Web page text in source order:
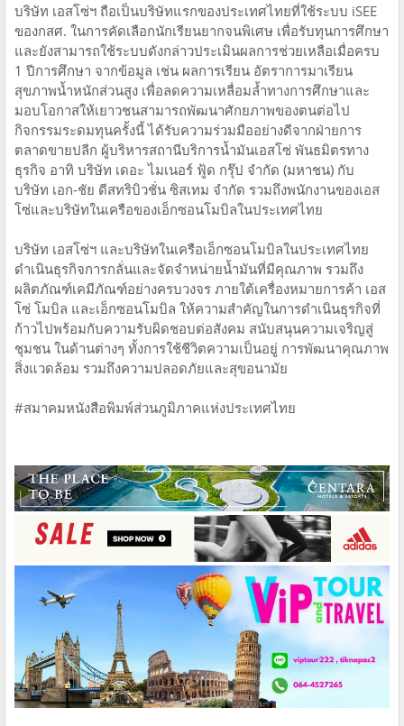
บริษัท เอสโซ่ฯ ถือเป็นบริษัทแรกของประเทศไทยที่ใช้ระบบ iSEE
ของกสศ. ในการคัดเลือกนักเรียนยากจนพิเศษ เพื่อรับทุนการศึกษา
และยังสามารถใช้ระบบดังกล่าวประเมินผลการช่วยเหลือเมื่อครบ
1 ปีการศึกษา จากข้อมูล เช่น ผลการเรียน อัตราการมาเรียน
สุขภาพน้ำหนักส่วนสูง เพื่อลดความเหลื่อมล้ำทางการศึกษาและ
มอบโอกาสให้เยาวชนสามารถพัฒนาศักยภาพของตนต่อไป
กิจกรรมระดมทุนครั้งนี้ ได้รับความร่วมมืออย่างดีจากฝ่ายการ
ตลาดขายปลีก ผู้บริหารสถานีบริการน้ำมันเอสโซ่ พันธมิตรทาง
ธุรกิจ อาทิ บริษัท เดอะ ไมเนอร์ ฟู้ด กรุ๊ป จำกัด (มหาชน) กับ
บริษัท เอก-ชัย ดีสทริบิวชั่น ซิสเทม จำกัด รวมถึงพนักงานของเอส
โซ่และบริษัทในเครือของเอ็กซอนโมบิลในประเทศไทย
บริษัท เอสโซ่ฯ และบริษัทในเครือเอ็กซอนโมบิลในประเทศไทย
ดำเนินธุรกิจการกลั่นและจัดจำหน่ายน้ำมันที่มีคุณภาพ รวมถึง
ผลิตภัณฑ์เคมีภัณฑ์อย่างครบวงจร ภายใต้เครื่องหมายการค้า เอส
โซ่ โมบิล และเอ็กซอนโมบิล ให้ความสำคัญในการดำเนินธุรกิจที่
ก้าวไปพร้อมกับความรับผิดชอบต่อสังคม สนับสนุนความเจริญสู่
ชุมชน ในด้านต่างๆ ทั้งการใช้ชีวิตความเป็นอยู่ การพัฒนาคุณภาพ
สิ่งแวดล้อม รวมถึงความปลอดภัยและสุขอนามัย
#สมาคมหนังสือพิมพ์ส่วนภูมิภาคแห่งประเทศไทย